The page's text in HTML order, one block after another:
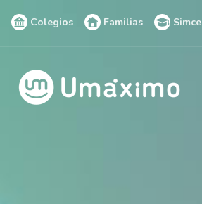
Colegios Familias Simce